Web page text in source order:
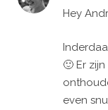
Hey
🙂 Er
even